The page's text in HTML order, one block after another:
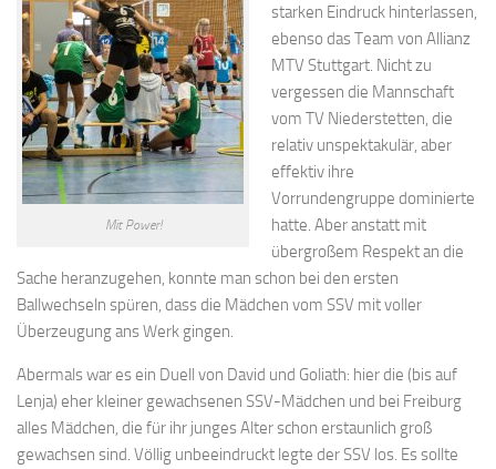
Mit Power!
starken Eindruck hinterlassen,
ebenso das Team von Allianz
MTV Stuttgart. Nicht zu
vergessen die Mannschaft
vom TV Niederstetten, die
relativ unspektakulär, aber
effektiv ihre
Vorrundengruppe dominierte
hatte. Aber anstatt mit
übergroßem Respekt an die
Sache heranzugehen, konnte man schon bei den ersten
Ballwechseln spüren, dass die Mädchen vom SSV mit voller
Überzeugung ans Werk gingen.
Abermals war es ein Duell von David und Goliath: hier die (bis auf
Lenja) eher kleiner gewachsenen SSV-Mädchen und bei Freiburg
alles Mädchen, die für ihr junges Alter schon erstaunlich groß
gewachsen sind. Völlig unbeeindruckt legte der SSV los. Es sollte